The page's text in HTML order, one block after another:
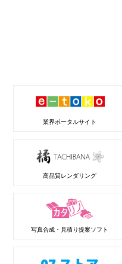
業界ポータルサイト
高品質レンダリング
写真合成・見積り提案ソフト